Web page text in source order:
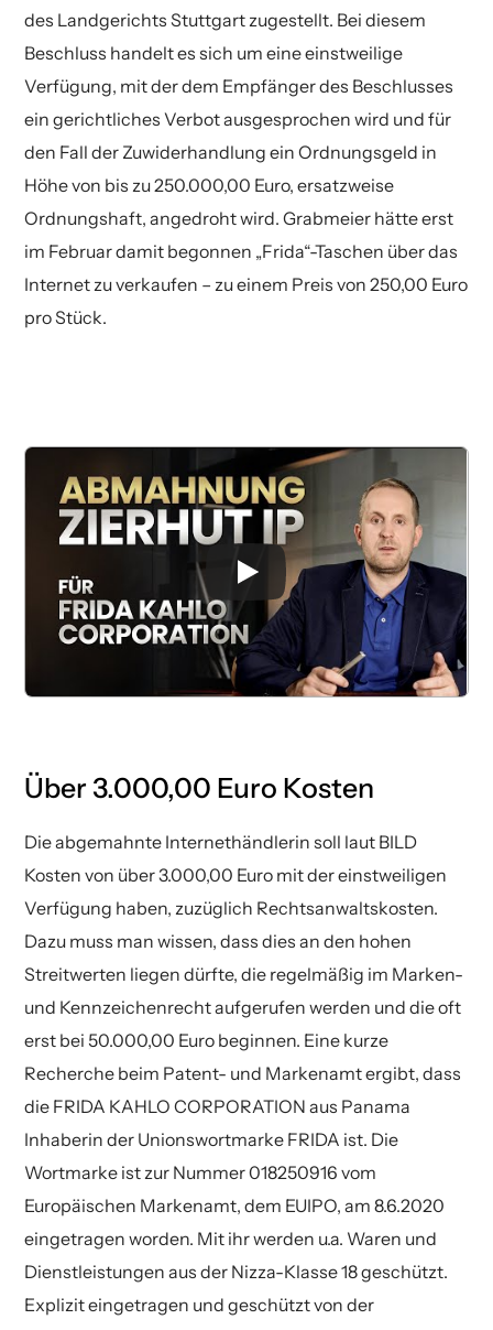
des Landgerichts Stuttgart zugestellt. Bei diesem
Beschluss handelt es sich um eine einstweilige
Verfügung, mit der dem Empfänger des Beschlusses
ein gerichtliches Verbot ausgesprochen wird und für
den Fall der Zuwiderhandlung ein Ordnungsgeld in
Höhe von bis zu 250.000,00 Euro, ersatzweise
Ordnungshaft, angedroht wird. Grabmeier hätte erst
im Februar damit begonnen „Frida“-Taschen über das
Internet zu verkaufen – zu einem Preis von 250,00 Euro
pro Stück.
Über 3.000,00 Euro Kosten
Die abgemahnte Internethändlerin soll laut BILD
Kosten von über 3.000,00 Euro mit der einstweiligen
Verfügung haben, zuzüglich Rechtsanwaltskosten.
Dazu muss man wissen, dass dies an den hohen
Streitwerten liegen dürfte, die regelmäßig im Marken-
und Kennzeichenrecht aufgerufen werden und die oft
erst bei 50.000,00 Euro beginnen. Eine kurze
Recherche beim Patent- und Markenamt ergibt, dass
die FRIDA KAHLO CORPORATION aus Panama
Inhaberin der Unionswortmarke FRIDA ist. Die
Wortmarke ist zur Nummer 018250916 vom
Europäischen Markenamt, dem EUIPO, am 8.6.2020
eingetragen worden. Mit ihr werden u.a. Waren und
Dienstleistungen aus der Nizza-Klasse 18 geschützt.
Explizit eingetragen und geschützt von der